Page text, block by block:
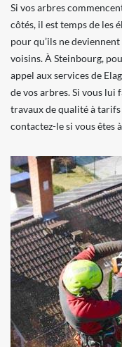
Si vos arbres
côtés, il est temps de les
pour qu’ils ne
voisins. À Steinbourg,
appel aux services de
de vos arbres. Si vous lui
travaux de qualité à
contactez-le si vous êtes